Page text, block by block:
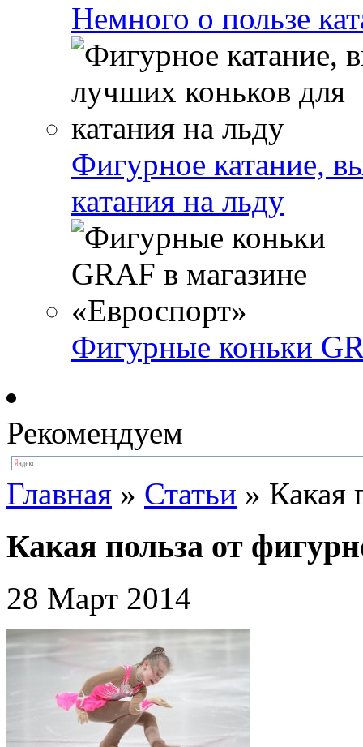
Немного о пользе
Фигурное катание,
катания на льду
Фигурные коньки
Рекомендуем
Главная » Статьи » Какая
Какая польза от
28 Март 2014